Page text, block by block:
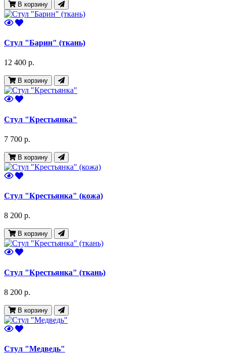
В корзину
Стул "Барин" (ткань)
12 400 р.
В корзину
Стул "Крестьянка"
7 700 р.
В корзину
Стул "Крестьянка" (кожа)
8 200 р.
В корзину
Стул "Крестьянка" (ткань)
8 200 р.
В корзину
Стул "Медведь"